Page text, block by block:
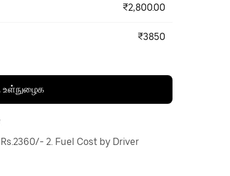
₹2,800.00
₹3850
உள்நுழைக
2. Fuel Cost by Driver